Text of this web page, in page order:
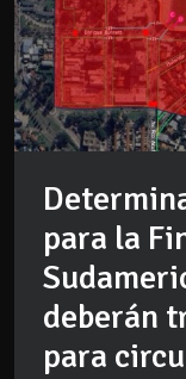
para la
deberán
para